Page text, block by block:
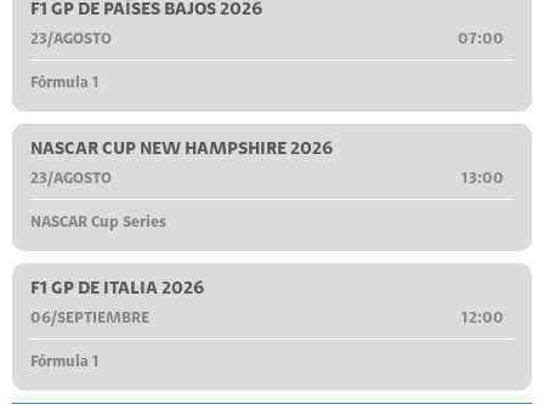
F1 GP DE PAÍSES BAJOS 2026
23/AGOSTO 07:00
Fórmula 1
NASCAR CUP NEW HAMPSHIRE 2026
23/AGOSTO 13:00
NASCAR Cup Series
F1 GP DE ITALIA 2026
06/SEPTIEMBRE 12:00
Fórmula 1